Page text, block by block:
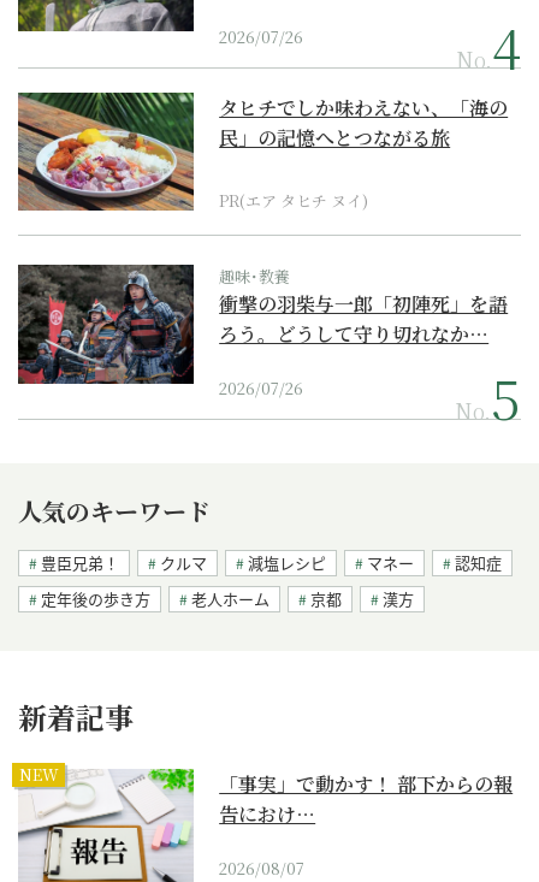
2026/07/26
No.
タヒチでしか味わえない、「海の
民」の記憶へとつながる旅
PR(エア タヒチ ヌイ)
趣味･教養
衝撃の羽柴与一郎「初陣死」を語
ろう。どうして守り切れなか…
2026/07/26
No.
人気のキーワード
豊臣兄弟！ クルマ 減塩レシピ マネー
認知症
定年後の歩き方
老人ホーム 京都 漢方
新着記事
NEW
「事実」で動かす！ 部下からの報
告におけ…
2026/08/07